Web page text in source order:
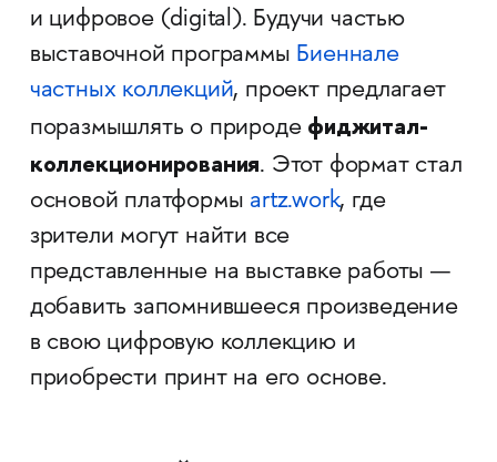
и цифровое (digital). Будучи частью
выставочной программы Биеннале
частных коллекций, проект предлагает
поразмышлять о природе фиджитал-
коллекционирования. Этот формат стал
основой платформы artz.work, где
зрители могут найти все
представленные на выставке работы —
добавить запомнившееся произведение
в свою цифровую коллекцию и
приобрести принт на его основе.